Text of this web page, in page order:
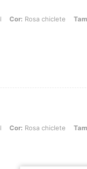
Rosa chiclete, Tamanho:
Cor: Rosa chiclete
Rosa chiclete, Tamanho:
Cor: Rosa chiclete